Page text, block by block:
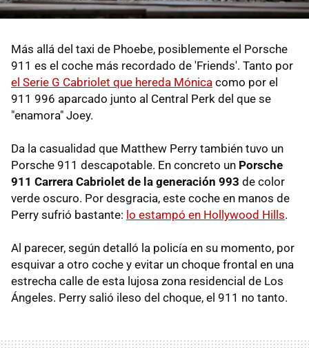
Más allá del taxi de Phoebe, posiblemente el Porsche
911 es el coche más recordado de 'Friends'. Tanto por
el Serie G Cabriolet que hereda Mónica como por el
911 996 aparcado junto al Central Perk del que se
"enamora" Joey.
Da la casualidad que Matthew Perry también tuvo un
Porsche 911 descapotable. En concreto un Porsche
911 Carrera Cabriolet de la generación 993 de color
verde oscuro. Por desgracia, este coche en manos de
Perry sufrió bastante: lo estampó en Hollywood Hills.
Al parecer, según detalló la policía en su momento, por
esquivar a otro coche y evitar un choque frontal en una
estrecha calle de esta lujosa zona residencial de Los
Ángeles. Perry salió ileso del choque, el 911 no tanto.